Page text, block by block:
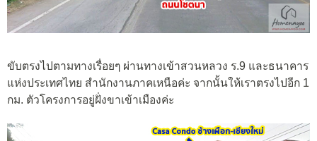
ขับตรงไปตามทางเรื่อยๆ ผ่านทางเข้าสวนหลวง ร.9 และธนาคาร
แห่งประเทศไทย สำนักงานภาคเหนือค่ะ จากนั้นให้เราตรงไปอีก 1
กม. ตัวโครงการอยู่ฝั่งขาเข้าเมืองค่ะ